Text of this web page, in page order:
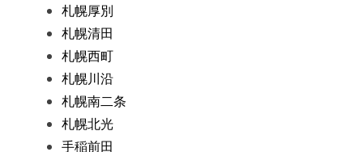
札幌厚別
札幌清田
札幌西町
札幌川沿
札幌南二条
札幌北光
手稲前田